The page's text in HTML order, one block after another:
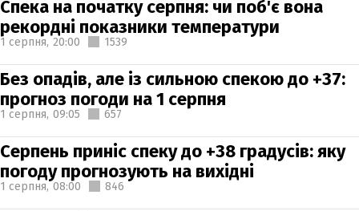
Спека на початку серпня: чи поб'є вона
рекордні показники температури
1 серпня, 20:00 1539
Без опадів, але із сильною спекою до +37:
прогноз погоди на 1 серпня
1 серпня, 09:05 657
Серпень приніс спеку до +38 градусів: яку
погоду прогнозують на вихідні
1 серпня, 08:00 846